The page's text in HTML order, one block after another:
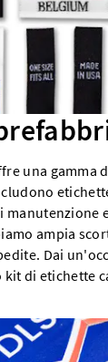
una gamma
manutenzione
ampia
Dai
di etichette